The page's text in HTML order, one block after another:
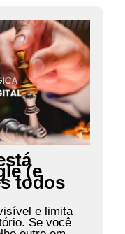
(e
todos
e limita
Se você